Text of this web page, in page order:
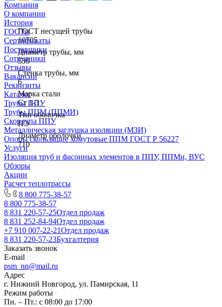
ГОСТ несущей трубы
10705
Диаметр трубы, мм
530
Стенка трубы, мм
6
Марка стали
Ст 1-3
Тип оболочка
ПЭ
Диаметр оболочки
710
Компания
О компании
История
ГОСТы
Сертификаты
Поставщики
Сотрудники
Отзывы
Вакансии
Реквизиты
Каталог
Трубы ППУ
Трубы ППМ (ППМИ)
Скорлупа ППУ
Металлическая заглушка изоляции (МЗИ)
Опоры скользящие хомутовые ППМ ГОСТ Р 56227
Услуги
Изоляция труб и фасонных элементов в ППУ, ППМи, ВУС
Обзоры
Акции
Расчет теплотрассы
8 800 775-38-57
8 800 775-38-57
8 831 220-57-25Отдел продаж
8 831 252-84-94Отдел продаж
+7 910 007-22-21Отдел продаж
8 831 220-57-23Бухгалтерия
Заказать звонок
E-mail
psm_nn@mail.ru
Адрес
г. Нижний Новгород, ул. Памирская, 11
Режим работы
Пн. – Пт.: с 08:00 до 17:00